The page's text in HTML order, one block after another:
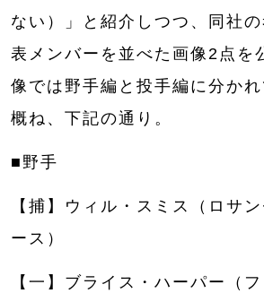
ない）」と紹介しつつ、同社
表メンバーを並べた画像2点を
像では野手編と投手編に分かれ
概ね、下記の通り。
■野手
【捕】ウィル・スミス（ロサ
ース）
【一】ブライス・ハーパー（